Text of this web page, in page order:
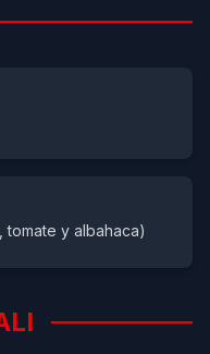
y albahaca)